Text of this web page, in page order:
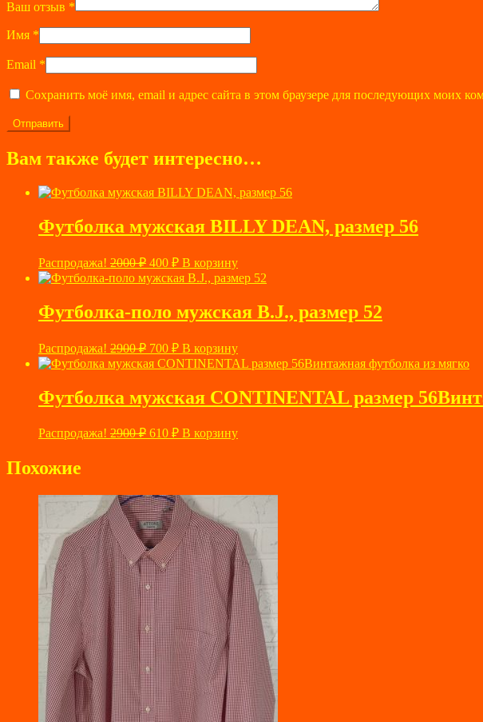
Ваш отзыв *
Имя *
Email *
Сохранить моё имя, email и адрес сайта в этом браузере для последующих моих
Вам также будет интересно…
Футболка мужская BILLY DEAN, размер 56
Распродажа! 2000₽ Первоначальная
цена
составляла
400 ₽Текущая
цена:
В корзину
Футболка-поло мужская B.J., размер 52
Распродажа! 2900₽ Первоначальная
цена
составляла
700 ₽Текущая
цена:
В корзину
Футболка мужская CONTINENTAL размер
Распродажа! 2900₽ Первоначальная
610 ₽Текущая
В корзину
Похожие